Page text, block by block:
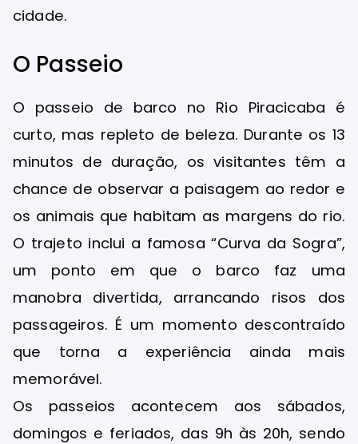
cidade.
O Passeio
O passeio de barco no Rio Piracicaba é
curto, mas repleto de beleza. Durante os 13
minutos de duração, os visitantes têm a
chance de observar a paisagem ao redor e
os animais que habitam as margens do rio.
O trajeto inclui a famosa “Curva da Sogra”,
um ponto em que o barco faz uma
manobra divertida, arrancando risos dos
passageiros. É um momento descontraído
que torna a experiência ainda mais
memorável.
Os passeios acontecem aos sábados,
domingos e feriados, das 9h às 20h, sendo